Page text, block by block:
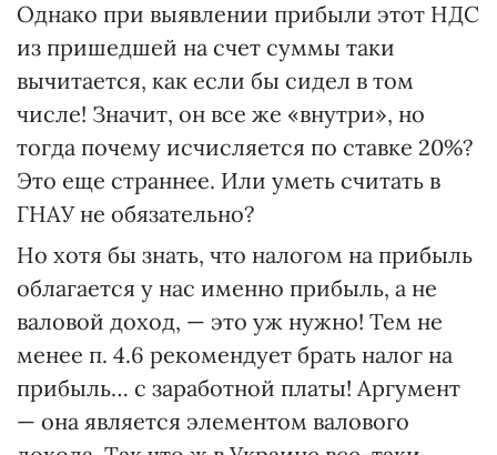
Однако при выявлении прибыли этот НДС
из пришедшей на счет суммы таки
вычитается, как если бы сидел в том
числе! Значит, он все же «внутри», но
тогда почему исчисляется по ставке 20%?
Это еще страннее. Или уметь считать в
ГНАУ не обязательно?
Но хотя бы знать, что налогом на прибыль
облагается у нас именно прибыль, а не
валовой доход, — это уж нужно! Тем не
менее п. 4.6 рекомендует брать налог на
прибыль… с заработной платы! Аргумент
— она является элементом валового